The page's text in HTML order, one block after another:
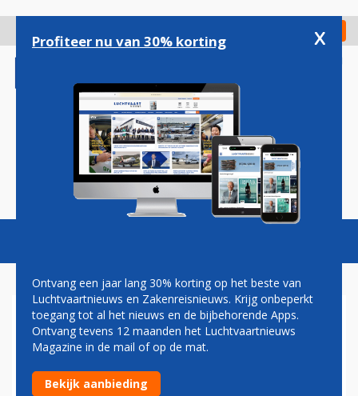
gaan
Check in
Magazine Podcasts Vacatures
NIEUWE PRIVEJETS VOOR
ZAKELIJKE DIVISIE QATAR
AIRWAYS
Profiteer nu van 30% korting x
Ontvang een jaar lang 30% korting op het beste van
Luchtvaartnieuws en Zakenreisnieuws. Krijg onbeperkt
toegang tot al het nieuws en de bijbehorende Apps.
Ontvang tevens 12 maanden het Luchtvaartnieuws
Magazine in de mail of op de mat.
Bekijk aanbieding